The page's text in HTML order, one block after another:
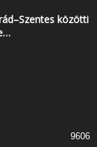
közötti
9606